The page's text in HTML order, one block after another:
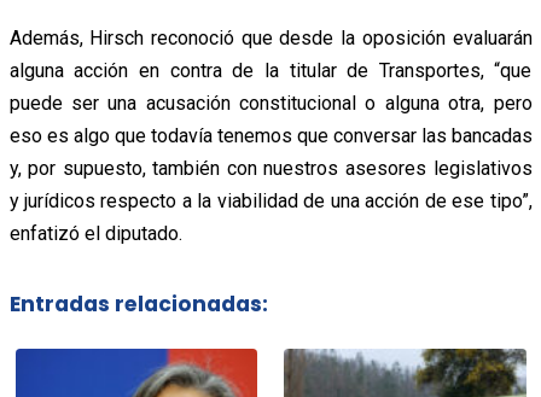
Además, Hirsch reconoció que desde la oposición evaluarán
alguna acción en contra de la titular de Transportes, “que
puede ser una acusación constitucional o alguna otra, pero
eso es algo que todavía tenemos que conversar las bancadas
y, por supuesto, también con nuestros asesores legislativos
y jurídicos respecto a la viabilidad de una acción de ese tipo”,
enfatizó el diputado.
Entradas relacionadas: